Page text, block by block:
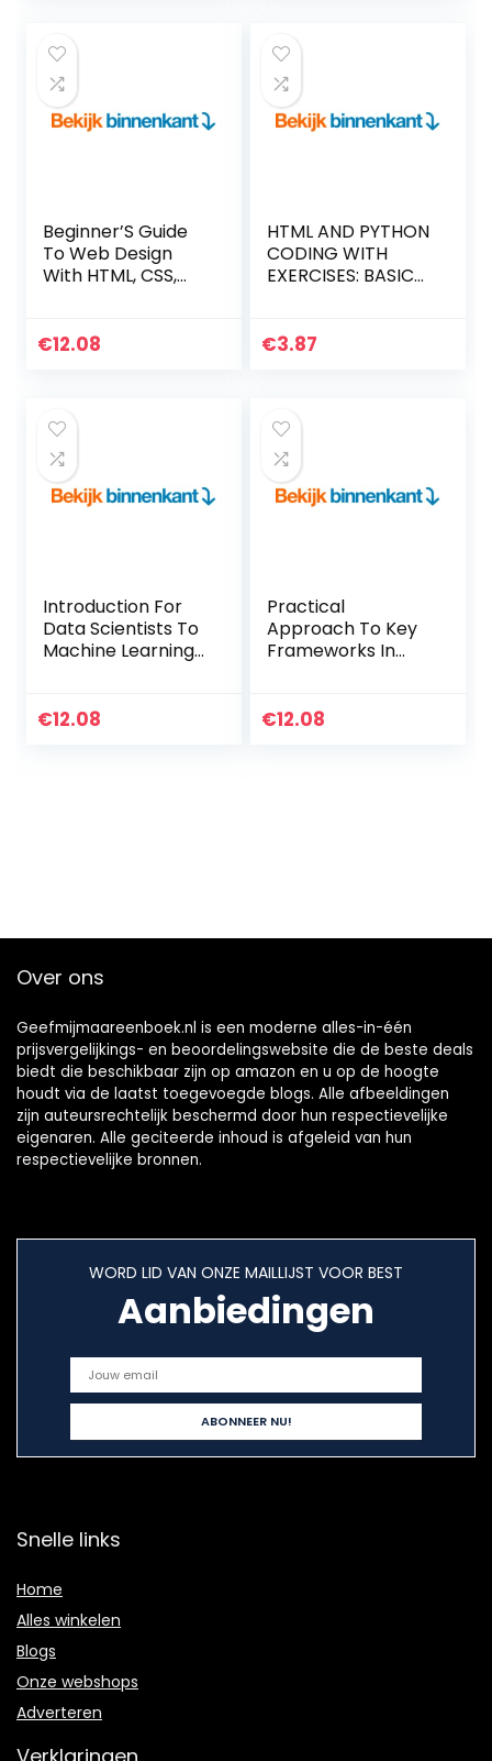
Beginner’S Guide
To Web Design
With HTML, CSS,
Edition) Kindle-
€12.08
HTML AND PYTHON
CODING WITH
EXERCISES: BASICS
FOR EXAMS AND
€3.87
Introduction For
Data Scientists To
Machine Learning
Kindle-editie
€12.08
Practical
Approach To Key
Frameworks In
& Deep Learning
€12.08
Over ons
Geefmijmaareenboek.nl is een moderne alles-in-één
prijsvergelijkings- en beoordelingswebsite die de beste deals
biedt die beschikbaar zijn op amazon en u op de hoogte
houdt via de laatst toegevoegde blogs. Alle afbeeldingen
zijn auteursrechtelijk beschermd door hun respectievelijke
eigenaren. Alle geciteerde inhoud is afgeleid van hun
respectievelijke bronnen.
WORD LID VAN ONZE MAILLIJST VOOR BEST
Aanbiedingen
Snelle links
Home
Alles winkelen
Blogs
Onze webshops
Adverteren